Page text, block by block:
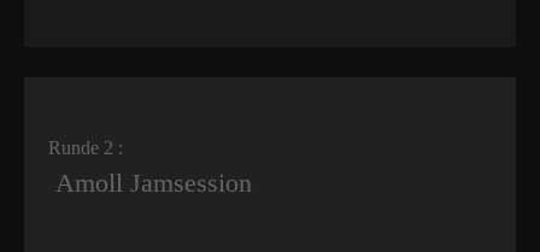
Runde 2 :
Amoll Jamsession